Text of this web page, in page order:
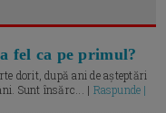
fel ca pe primul?
dorit, după ani de așteptări
Sunt însărc... | Raspunde |